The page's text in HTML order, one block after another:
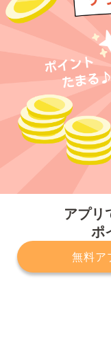
アプリ
ポ
無料ア
プライバシ
サービスに関し